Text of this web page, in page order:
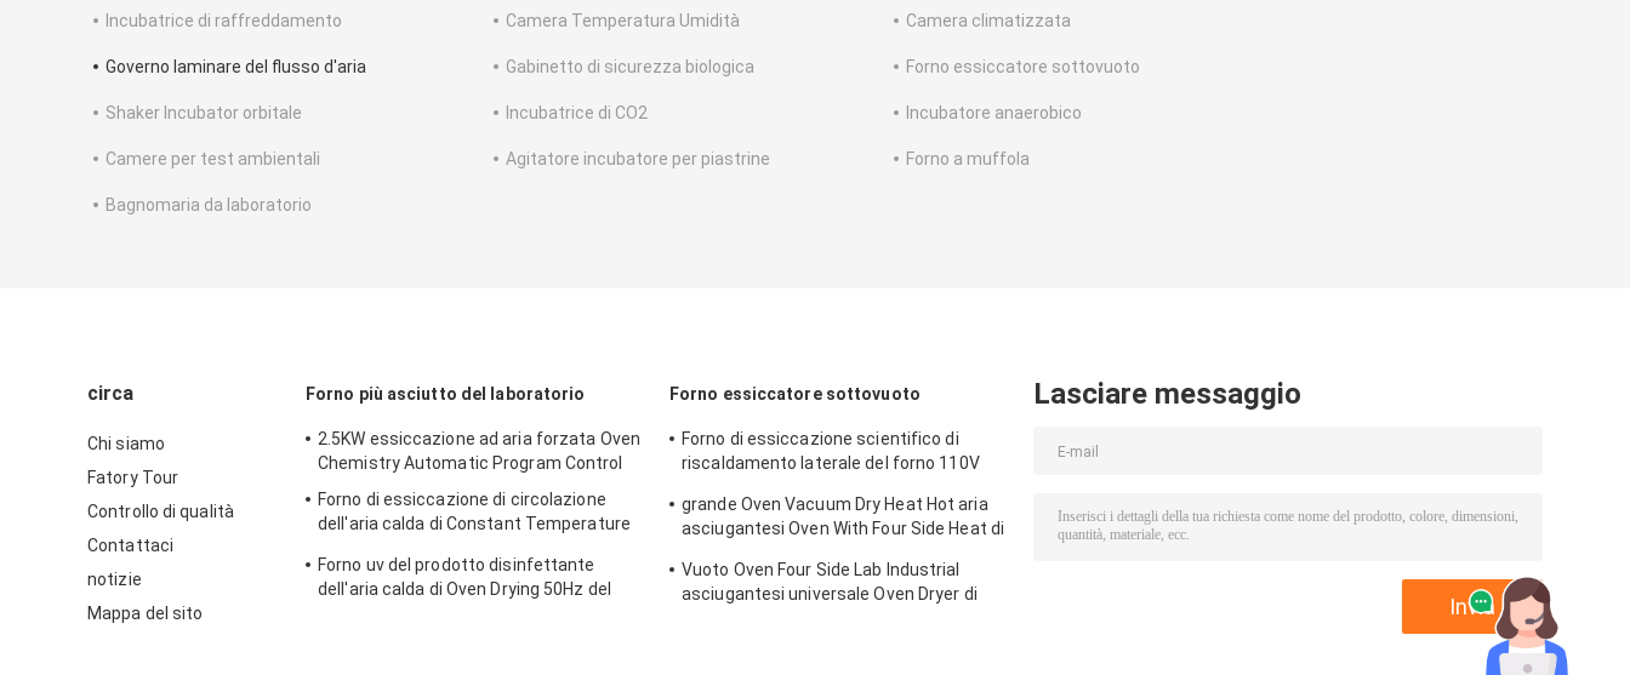
Incubatrice di raffreddamento Camera Temperatura Umidità Camera climatizzata
Governo laminare del flusso d'aria Gabinetto di sicurezza biologica Forno essiccatore sottovuoto
Shaker Incubator orbitale Incubatrice di CO2 Incubatore anaerobico
Camere per test ambientali Agitatore incubatore per piastrine Forno a muffola
Bagnomaria da laboratorio
circa
Chi siamo
Fatory Tour
Controllo di qualità
Contattaci
notizie
Mappa del sito
Forno più asciutto del laboratorio
2.5KW essiccazione ad aria forzata Oven
Chemistry Automatic Program Control
Forno di essiccazione di circolazione
dell'aria calda di Constant Temperature
Forno uv del prodotto disinfettante
dell'aria calda di Oven Drying 50Hz del
Forno essiccatore sottovuoto
Forno di essiccazione scientifico di
riscaldamento laterale del forno 110V
grande Oven Vacuum Dry Heat Hot aria
asciugantesi Oven With Four Side Heat di
Vuoto Oven Four Side Lab Industrial
asciugantesi universale Oven Dryer di
Lasciare messaggio